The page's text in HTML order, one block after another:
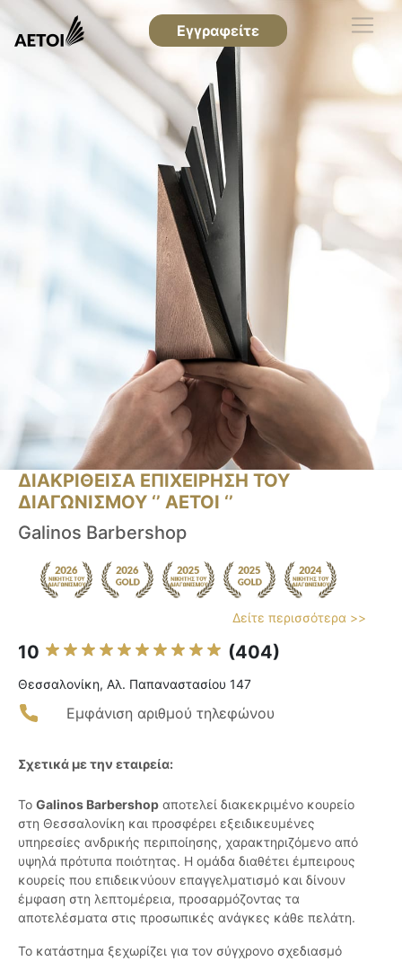
Εγγραφείτε
ΔΙΑΚΡΙΘΕΙΣΑ ΕΠΙΧΕΙΡΗΣΗ ΤΟΥ
ΔΙΑΓΩΝΙΣΜΟΥ ‘’ ΑΕΤΟΙ ‘’
Galinos Barbershop
Δείτε περισσότερα >>
10 (404)
Θεσσαλονίκη, Αλ. Παπαναστασίου 147
Εμφάνιση αριθμού τηλεφώνου
Σχετικά με την εταιρεία:
Το Galinos Barbershop αποτελεί διακεκριμένο κουρείο
στη Θεσσαλονίκη και προσφέρει εξειδικευμένες
υπηρεσίες ανδρικής περιποίησης, χαρακτηριζόμενο από
υψηλά πρότυπα ποιότητας. Η ομάδα διαθέτει έμπειρους
κουρείς που επιδεικνύουν επαγγελματισμό και δίνουν
έμφαση στη λεπτομέρεια, προσαρμόζοντας τα
αποτελέσματα στις προσωπικές ανάγκες κάθε πελάτη.
Το κατάστημα ξεχωρίζει για τον σύγχρονο σχεδιασμό